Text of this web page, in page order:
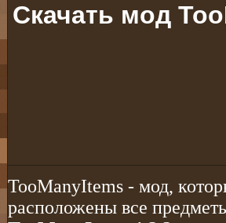
Скачать мод
TooManyItems - мод,
расположены все